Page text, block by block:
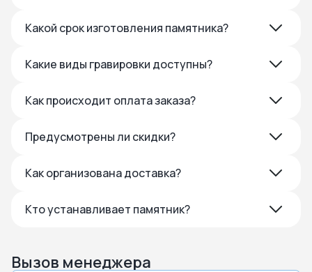
Какой срок изготовления памятника?
Какие виды гравировки доступны?
Как происходит оплата заказа?
Предусмотрены ли скидки?
Как организована доставка?
Кто устанавливает памятник?
Вызов менеджера